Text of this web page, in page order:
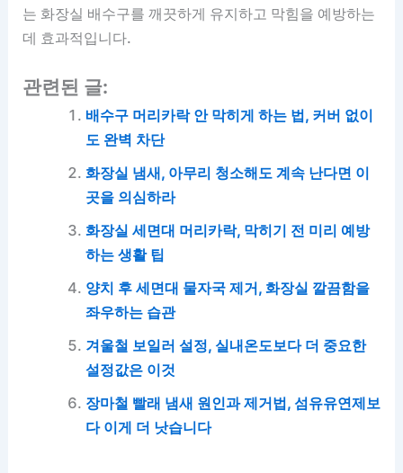
는 화장실 배수구를 깨끗하게 유지하고 막힘을 예방하는
데 효과적입니다.
관련된 글:
배수구 머리카락 안 막히게 하는 법, 커버 없이
도 완벽 차단
화장실 냄새, 아무리 청소해도 계속 난다면 이
곳을 의심하라
화장실 세면대 머리카락, 막히기 전 미리 예방
하는 생활 팁
양치 후 세면대 물자국 제거, 화장실 깔끔함을
좌우하는 습관
겨울철 보일러 설정, 실내온도보다 더 중요한
설정값은 이것
장마철 빨래 냄새 원인과 제거법, 섬유유연제보
다 이게 더 낫습니다